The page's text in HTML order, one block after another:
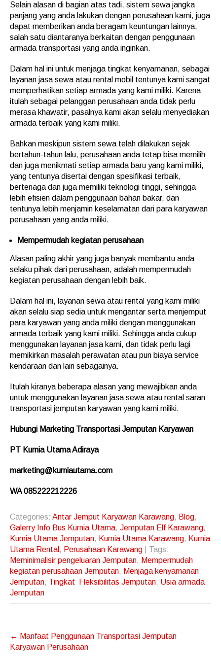
Selain alasan di bagian atas tadi, sistem sewa jangka
panjang yang anda lakukan dengan perusahaan kami, juga
dapat memberikan anda beragam keuntungan lainnya,
salah satu diantaranya berkaitan dengan penggunaan
armada transportasi yang anda inginkan.
Dalam hal ini untuk menjaga tingkat kenyamanan, sebagai
layanan jasa sewa atau rental mobil tentunya kami sangat
memperhatikan setiap armada yang kami miliki. Karena
itulah sebagai pelanggan perusahaan anda tidak perlu
merasa khawatir, pasalnya kami akan selalu menyediakan
armada terbaik yang kami miliki.
Bahkan meskipun sistem sewa telah dilakukan sejak
bertahun-tahun lalu, perusahaan anda tetap bisa memilih
dan juga menikmati setiap armada baru yang kami miliki,
yang tentunya disertai dengan spesifikasi terbaik,
bertenaga dan juga memiliki teknologi tinggi, sehingga
lebih efisien dalam penggunaan bahan bakar, dan
tentunya lebih menjamin keselamatan dari para karyawan
perusahaan yang anda miliki.
Mempermudah kegiatan perusahaan
Alasan paling akhir yang juga banyak membantu anda
selaku pihak dari perusahaan, adalah mempermudah
kegiatan perusahaan dengan lebih baik.
Dalam hal ini, layanan sewa atau rental yang kami miliki
akan selalu siap sedia untuk mengantar serta menjemput
para karyawan yang anda miliki dengan menggunakan
armada terbaik yang kami miliki. Sehingga anda cukup
menggunakan layanan jasa kami, dan tidak perlu lagi
memikirkan masalah perawatan atau pun biaya service
kendaraan dan lain sebagainya.
Itulah kiranya beberapa alasan yang mewajibkan anda
untuk menggunakan layanan jasa sewa atau rental saran
transportasi jemputan karyawan yang kami miliki.
Hubungi Marketing Transportasi Jemputan Karyawan
PT Kurnia Utama Adiraya
marketing@kurniautama.com
WA 085222212226
Categories: Antar Jemput Karyawan Karawang, Blog,
Galerry Info Bus Kurnia Utama, Jemputan Elf Karawang,
Kurnia Utama Jemputan, Kurnia Utama Karawang, Kurnia
Utama Rental, Perusahaan Karawang
| Tags:
Meminimalisir pengeluaran Jemputan, Mempermudah
kegiatan perusahaan Jemputan, Menjaga kenyamanan
Jemputan, Tingkat Fleksibilitas Jemputan, Usia armada
Jemputan
Post
navigation
← Manfaat Penggunaan Transportasi Jemputan
Karyawan Perusahaan